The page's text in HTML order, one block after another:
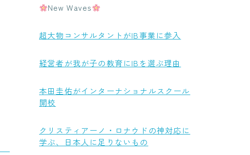
New Waves
超大物コンサルタントがIB事業に参入
経営者が我が子の教育にIBを選ぶ理由
本田圭佑がインターナショナルスクール
開校
クリスティアーノ・ロナウドの神対応に
学ぶ、日本人に足りないもの